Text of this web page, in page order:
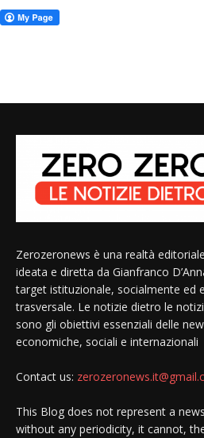
Zerozeronews è una realtà
ideata e diretta da Gianfranco
target istituzionale, socialmente ed
trasversale. Le notizie dietro le
sono gli obiettivi essenziali delle
economiche, sociali e internazionali
Contact us:
This Blog does not represent a
without any periodicity, it cannot,